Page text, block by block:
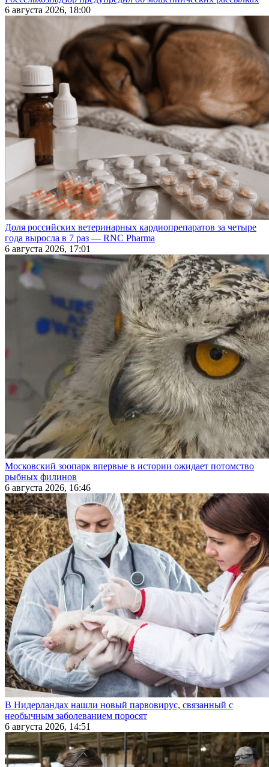
6 августа 2026, 18:00
Доля российских ветеринарных кардиопрепаратов за четыре
года выросла в 7 раз — RNC Pharma
6 августа 2026, 17:01
Московский зоопарк впервые в истории ожидает потомство
рыбных филинов
6 августа 2026, 16:46
В Нидерландах нашли новый парвовирус, связанный с
необычным заболеванием поросят
6 августа 2026, 14:51